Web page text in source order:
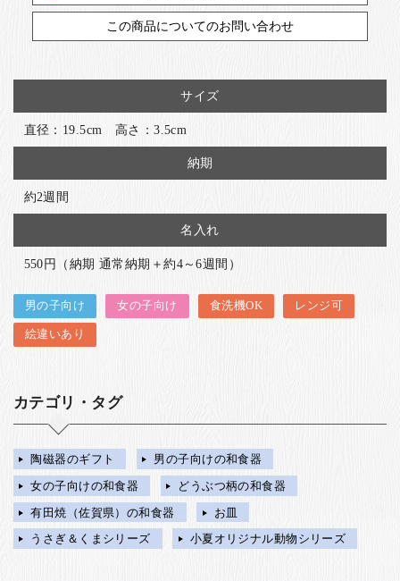
この商品についてのお問い合わせ
サイズ
直径：19.5cm 高さ：3.5cm
納期
約2週間
名入れ
550円（納期 通常納期＋約4～6週間）
男の子向け 女の子向け 食洗機OK レンジ可
絵違いあり
カテゴリ・タグ
陶磁器のギフト
男の子向けの和食器
女の子向けの和食器
どうぶつ柄の和食器
有田焼（佐賀県）の和食器
お皿
うさぎ＆くまシリーズ
小夏オリジナル動物シリーズ